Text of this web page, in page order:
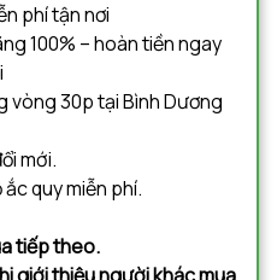
phí tận nơi
100% – hoàn tiền ngay
30p tại Bình Dương
mới.
quy miễn phí.
tiếp theo.